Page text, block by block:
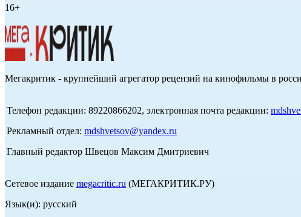
16+
Мегакритик - крупнейший агрегатор рецензий на кинофильмы в
Телефон редакции: 89220866202, электронная почта редакции:
Рекламный отдел: mdshvetsov@yandex.ru
Главный редактор Швецов Максим Дмитриевич
Сетевое издание megacritic.ru (МЕГАКРИТИК.РУ)
Язык(и): русский